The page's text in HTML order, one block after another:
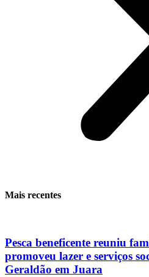
Mais recentes
Pesca beneficente reuniu
promoveu lazer e serviços
Geraldão em Juara